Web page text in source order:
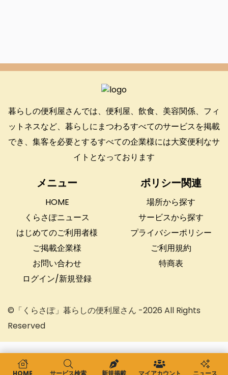
暮らしの便利屋さんでは、便利屋、飲食、美容関係、フィ
ットネスなど、暮らしにまつわるすべてのサービスを掲載
でき、集客を必要とするすべての企業様には大変便利なサ
イトとなっております
メニュー
HOME
くらさぽニュース
はじめてのご利用者様
ご掲載企業様
お問い合わせ
ログイン/新規登録
ポリシー関連
場所から探す
サービスから探す
プライバシーポリシー
ご利用規約
特商表
©「くらさぽ」暮らしの便利屋さん -2026 All Rights
Reserved
HOME サービス検索 新規掲載 マイアカウント ニュース